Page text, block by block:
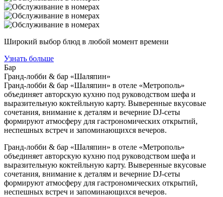
Широкий выбор блюд в любой момент времени
Узнать больше
Бар
Гранд-лобби & бар «Шаляпин»
Гранд-лобби & бар «Шаляпин» в отеле «Метрополь»
объединяет авторскую кухню под руководством шефа и
выразительную коктейльную карту. Выверенные вкусовые
сочетания, внимание к деталям и вечерние DJ-сеты
формируют атмосферу для гастрономических открытий,
неспешных встреч и запоминающихся вечеров.
Гранд-лобби & бар «Шаляпин» в отеле «Метрополь»
объединяет авторскую кухню под руководством шефа и
выразительную коктейльную карту. Выверенные вкусовые
сочетания, внимание к деталям и вечерние DJ-сеты
формируют атмосферу для гастрономических открытий,
неспешных встреч и запоминающихся вечеров.